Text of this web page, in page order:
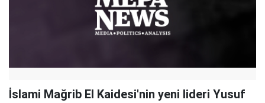
İslami Mağrib El Kaidesi'nin yeni lideri Yusuf